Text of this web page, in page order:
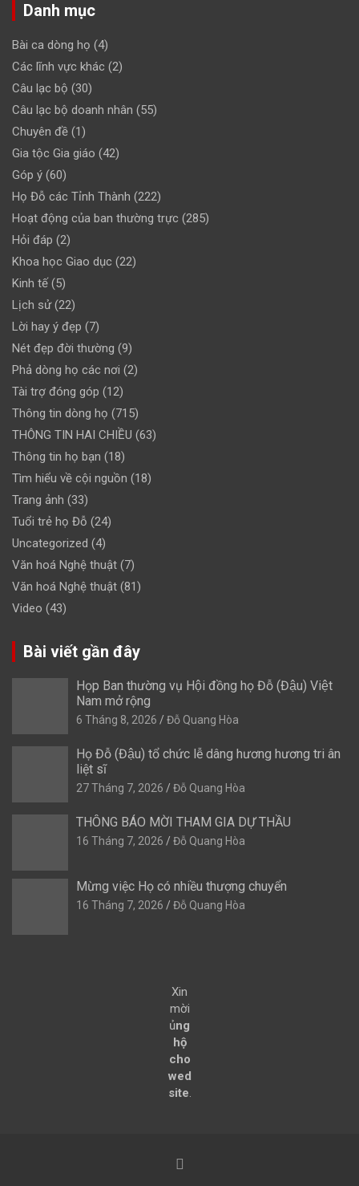
Danh mục
Bài ca dòng họ (4)
Các lĩnh vực khác (2)
Câu lạc bộ (30)
Câu lạc bộ doanh nhân (55)
Chuyên đề (1)
Gia tộc Gia giáo (42)
Góp ý (60)
Họ Đỗ các Tỉnh Thành (222)
Hoạt động của ban thường trực (285)
Hỏi đáp (2)
Khoa học Giao dục (22)
Kinh tế(5)
Lịch sử(22)
Lời hay ý đẹp (7)
Nét đẹp đời thường (9)
Phả dòng họ các nơi (2)
Tài trợ đóng góp (12)
Thông tin dòng họ (715)
THÔNG TIN HAI CHIỀU (63)
Thông tin họ bạn (18)
Tìm hiểu về cội nguồn (18)
Trang ảnh (33)
Tuổi trẻ họ Đỗ (24)
Uncategorized (4)
Văn hoá Nghệ thuật (7)
Văn hoá Nghệ thuật (81)
Video (43)
Bài viết gần đây
Họp Ban thường vụ Hội đồng họ Đỗ (Đậu) Việt
Nam mở rộng
6 Tháng 8, 2026 Đỗ Quang Hòa
Họ Đỗ (Đậu) tổ chức lễ dâng hương hương tri ân
liệt sĩ
27 Tháng 7, 2026 Đỗ Quang Hòa
THÔNG BÁO MỜI THAM GIA DỰ THẦU
16 Tháng 7, 2026 Đỗ Quang Hòa
Mừng việc Họ có nhiều thượng chuyển
16 Tháng 7, 2026 Đỗ Quang Hòa
Xin
mời
ủng
hộ
cho
wed
site.